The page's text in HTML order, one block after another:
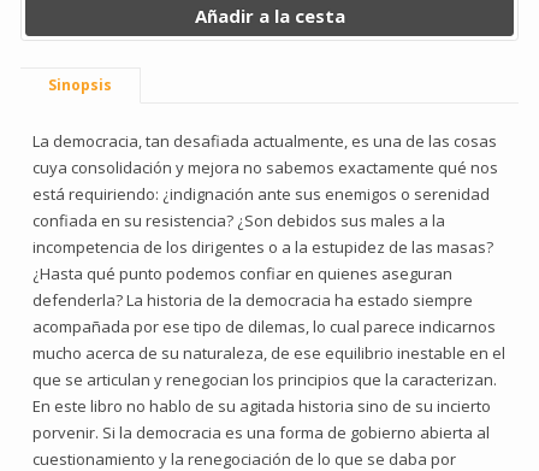
Añadir a la cesta
Sinopsis
La democracia, tan desafiada actualmente, es una de las cosas
cuya consolidación y mejora no sabemos exactamente qué nos
está requiriendo: ¿indignación ante sus enemigos o serenidad
confiada en su resistencia? ¿Son debidos sus males a la
incompetencia de los dirigentes o a la estupidez de las masas?
¿Hasta qué punto podemos confiar en quienes aseguran
defenderla? La historia de la democracia ha estado siempre
acompañada por ese tipo de dilemas, lo cual parece indicarnos
mucho acerca de su naturaleza, de ese equilibrio inestable en el
que se articulan y renegocian los principios que la caracterizan.
En este libro no hablo de su agitada historia sino de su incierto
porvenir. Si la democracia es una forma de gobierno abierta al
cuestionamiento y la renegociación de lo que se daba por